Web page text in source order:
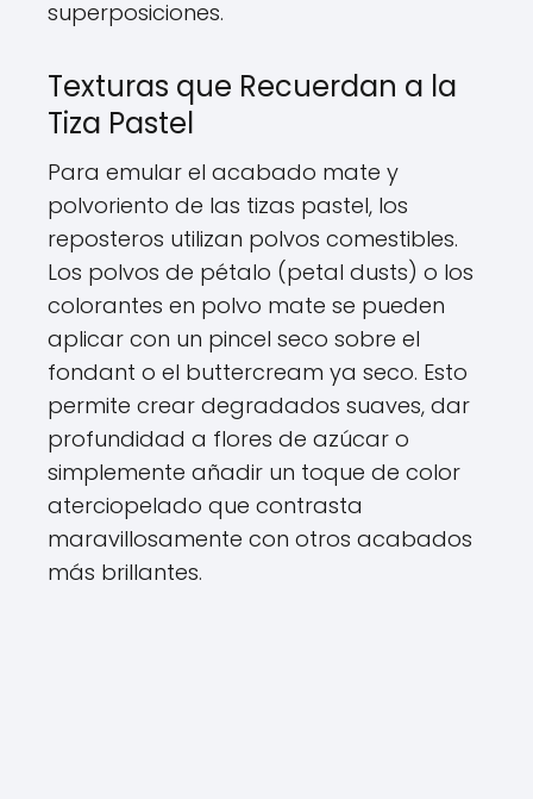
superposiciones.
Texturas que Recuerdan a la
Tiza Pastel
Para emular el acabado mate y
polvoriento de las tizas pastel, los
reposteros utilizan polvos comestibles.
Los polvos de pétalo (petal dusts) o los
colorantes en polvo mate se pueden
aplicar con un pincel seco sobre el
fondant o el buttercream ya seco. Esto
permite crear degradados suaves, dar
profundidad a flores de azúcar o
simplemente añadir un toque de color
aterciopelado que contrasta
maravillosamente con otros acabados
más brillantes.